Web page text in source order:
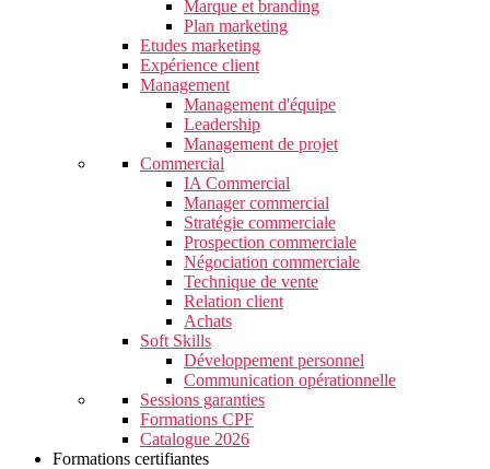
Marque et branding
Plan marketing
Etudes marketing
Expérience client
Management
Management d'équipe
Leadership
Management de projet
Commercial
IA Commercial
Manager commercial
Stratégie commerciale
Prospection commerciale
Négociation commerciale
Technique de vente
Relation client
Achats
Soft Skills
Développement personnel
Communication opérationnelle
Sessions garanties
Formations CPF
Catalogue 2026
Formations certifiantes